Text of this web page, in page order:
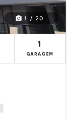
1 / 20
1
GARAGEM